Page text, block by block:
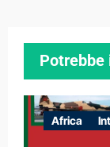
Potrebbe
Africa